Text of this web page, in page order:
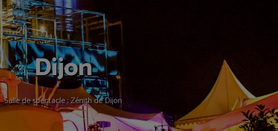
Dijon
Salle de spectacle ; Zénith de Dijon